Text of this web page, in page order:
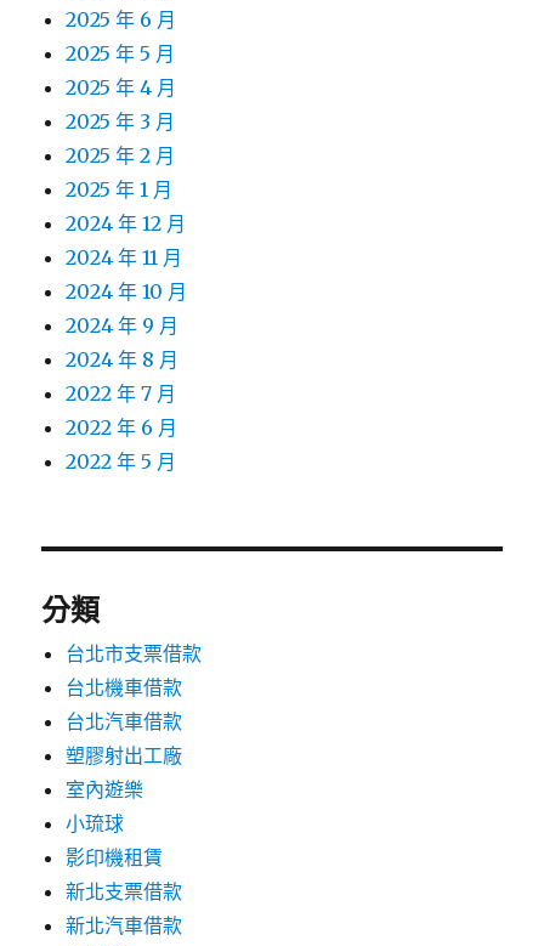
2025 年 6 月
2025 年 5 月
2025 年 4 月
2025 年 3 月
2025 年 2 月
2025 年 1 月
2024 年 12 月
2024 年 11 月
2024 年 10 月
2024 年 9 月
2024 年 8 月
2022 年 7 月
2022 年 6 月
2022 年 5 月
分類
台北市支票借款
台北機車借款
台北汽車借款
塑膠射出工廠
室內遊樂
小琉球
影印機租賃
新北支票借款
新北汽車借款